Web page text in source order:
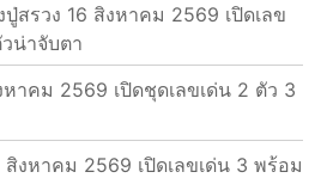
สรวง 16 สิงหาคม 2569 เปิดเลข
น่าจับตา
าคม 2569 เปิดชุดเลขเด่น 2 ตัว 3
สิงหาคม 2569 เปิดเลขเด่น 3 พร้อม